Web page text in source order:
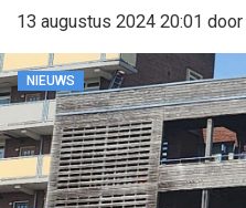
13 augustus 2024 20:01 door
NIEUWS